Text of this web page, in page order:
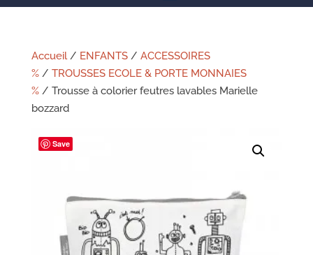
Accueil/ ENFANTS/ ACCESSOIRES
%/ TROUSSES ECOLE & PORTE MONNAIES
%/ Trousse à colorier feutres lavables Marielle
bozzard
Save